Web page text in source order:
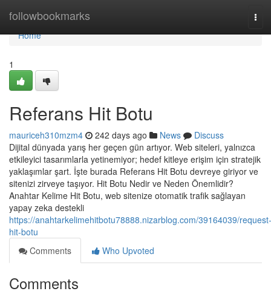
followbookmarks
Home
Home
1
Referans Hit Botu
mauriceh310mzm4 242 days ago News
Discuss
Dijital dünyada yarış her geçen gün artıyor. Web siteleri, yalnızca
etkileyici tasarımlarla yetinemiyor; hedef kitleye erişim için stratejik
yaklaşımlar şart. İşte burada Referans Hit Botu devreye giriyor ve
sitenizi zirveye taşıyor. Hit Botu Nedir ve Neden Önemlidir?
Anahtar Kelime Hit Botu, web sitenize otomatik trafik sağlayan
yapay zeka destekli
https://anahtarkelimehitbotu78888.nizarblog.com/39164039/request-
hit-botu
Comments
Who Upvoted
Comments